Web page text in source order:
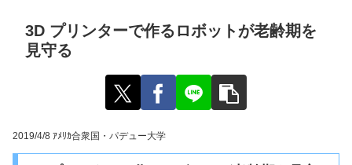
3D プリンターで作るロボットが老齢期を
見守る
2019/4/8 ｱﾒﾘｶ合衆国・パデュー大学